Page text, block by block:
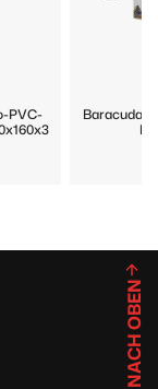
PVC-
Baracuda
NACH OBEN